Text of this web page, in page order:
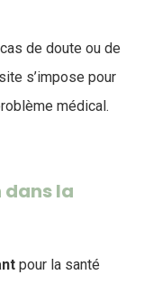
de doute ou de
s’impose pour
médical.
dans la
pour la santé